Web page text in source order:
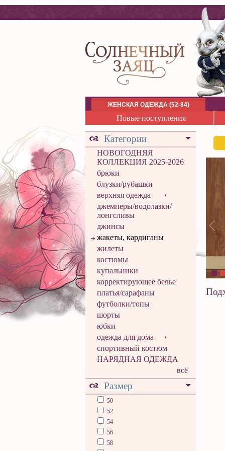
ЖЕНСКАЯ ОДЕЖДА (52-84)
Новые поступления
Категории
НОВОГОДНЯЯ
КОЛЛЕКЦИЯ 2025-2026
брюки
блузки/рубашки
верхняя одежда
джемперы/водолазки/
лонгсливы
джинсы
жакеты, кардиганы
жилеты
костюмы
купальники
корректирующее белье
платья/сарафаны
футболки/топы
шорты
юбки
одежда для дома
спортивный костюм
НАРЯДНАЯ ОДЕЖДА
всё
Размер
50
52
54
56
58